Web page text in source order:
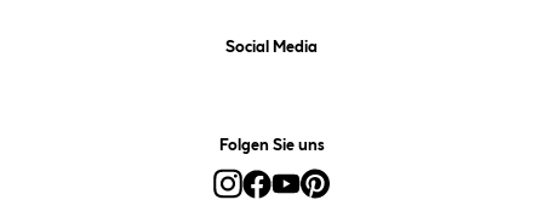
Social Media
Folgen Sie uns